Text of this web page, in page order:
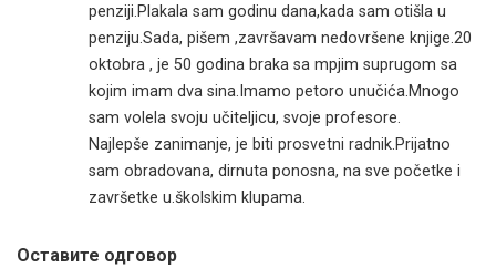
penziji.Plakala sam godinu dana,kada sam otišla u
penziju.Sada, pišem ,završavam nedovršene knjige.20
oktobra , je 50 godina braka sa mpjim suprugom sa
kojim imam dva sina.Imamo petoro unučića.Mnogo
sam volela svoju učiteljicu, svoje profesore.
Najlepše zanimanje, je biti prosvetni radnik.Prijatno
sam obradovana, dirnuta ponosna, na sve početke i
završetke u.školskim klupama.
Оставите одговор